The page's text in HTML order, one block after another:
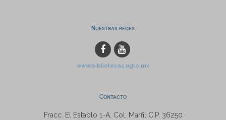
Nuestras redes
www.bibliotecas.ugto.mx
Contacto
Fracc. El Establo 1-A, Col. Marfil C.P. 36250